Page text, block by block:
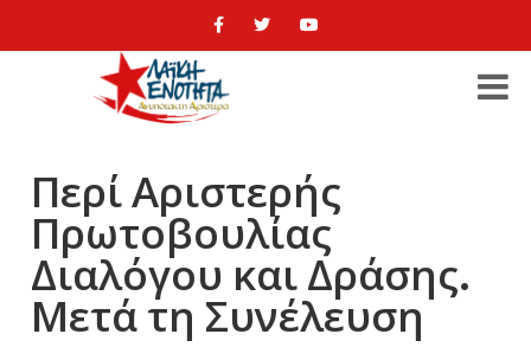
Περί Αριστερής
Πρωτοβουλίας
Διαλόγου και Δράσης.
Μετά τη Συνέλευση